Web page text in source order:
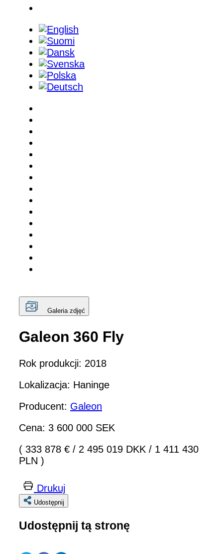
Galeria zdjęć
Galeon 360 Fly
Rok produkcji: 2018
Lokalizacja: Haninge
Producent: Galeon
Cena: 3 600 000 SEK
( 333 878 € / 2 495 019 DKK / 1 411 430
PLN )
Drukuj
Udostępnij
Udostępnij tą stronę